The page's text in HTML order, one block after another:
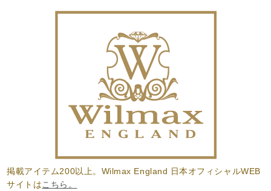
掲載アイテム200以上。Wilmax England 日本オフィシャルWEB
サイトはこちら。